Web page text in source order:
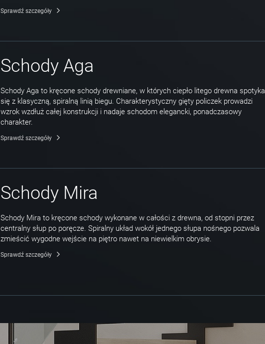
Sprawdź szczegóły
Schody Aga
Schody Aga to kręcone schody drewniane, w których ciepło litego drewna spotyka
się z klasyczną, spiralną linią biegu. Charakterystyczny gięty policzek prowadzi
wzrok wzdłuż całej konstrukcji i nadaje schodom elegancki, ponadczasowy
charakter.
Sprawdź szczegóły
Schody Mira
Schody Mira to kręcone schody wykonane w całości z drewna, od stopni przez
centralny słup po poręcze. Spiralny układ wokół jednego słupa nośnego pozwala
zmieścić wygodne wejście na piętro nawet na niewielkim obrysie.
Sprawdź szczegóły